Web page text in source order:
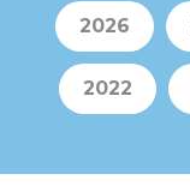
2026
2022